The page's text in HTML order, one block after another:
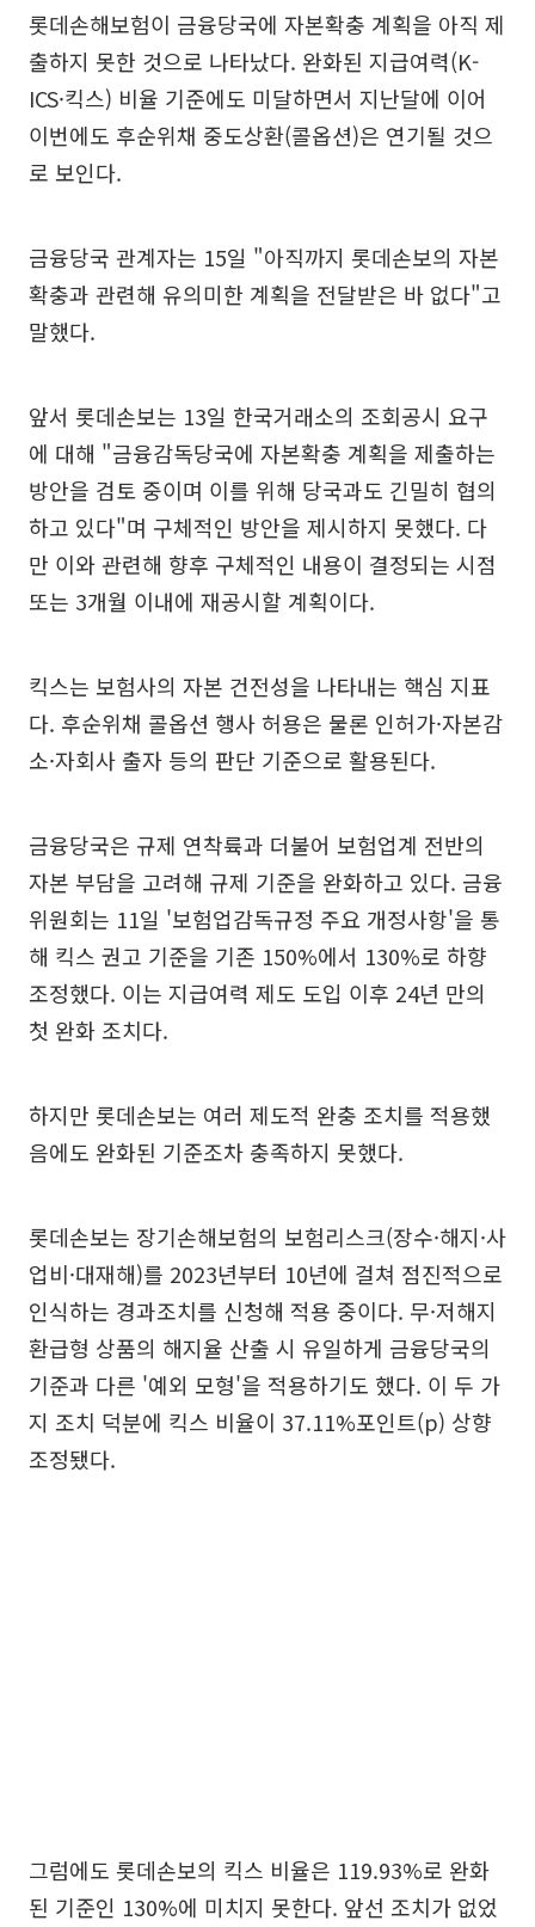
롯데손해보험이 금융당국에 자본확충 계획을 아직 제
출하지 못한 것으로 나타났다. 완화된 지급여력(K-
ICS·킥스) 비율 기준에도 미달하면서 지난달에 이어
이번에도 후순위채 중도상환(콜옵션)은 연기될 것으
로 보인다.
금융당국 관계자는 15일 "아직까지 롯데손보의 자본
확충과 관련해 유의미한 계획을 전달받은 바 없다"고
말했다.
앞서 롯데손보는 13일 한국거래소의 조회공시 요구
에 대해 "금융감독당국에 자본확충 계획을 제출하는
방안을 검토 중이며 이를 위해 당국과도 긴밀히 협의
하고 있다"며 구체적인 방안을 제시하지 못했다. 다
만 이와 관련해 향후 구체적인 내용이 결정되는 시점
또는 3개월 이내에 재공시할 계획이다.
킥스는 보험사의 자본 건전성을 나타내는 핵심 지표
다. 후순위채 콜옵션 행사 허용은 물론 인허가·자본감
소·자회사 출자 등의 판단 기준으로 활용된다.
금융당국은 규제 연착륙과 더불어 보험업계 전반의
자본 부담을 고려해 규제 기준을 완화하고 있다. 금융
위원회는 11일 '보험업감독규정 주요 개정사항'을 통
해 킥스 권고 기준을 기존 150%에서 130%로 하향
조정했다. 이는 지급여력 제도 도입 이후 24년 만의
첫 완화 조치다.
하지만 롯데손보는 여러 제도적 완충 조치를 적용했
음에도 완화된 기준조차 충족하지 못했다.
롯데손보는 장기손해보험의 보험리스크(장수·해지·사
업비·대재해)를 2023년부터 10년에 걸쳐 점진적으로
인식하는 경과조치를 신청해 적용 중이다. 무·저해지
환급형 상품의 해지율 산출 시 유일하게 금융당국의
기준과 다른 '예외 모형'을 적용하기도 했다. 이 두 가
지 조치 덕분에 킥스 비율이 37.11%포인트(p) 상향
조정됐다.
그럼에도 롯데손보의 킥스 비율은 119.93%로 완화
된 기준인 130%에 미치지 못한다. 앞선 조치가 없었